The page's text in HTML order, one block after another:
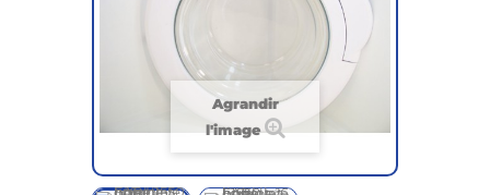
Agrandir
l'image